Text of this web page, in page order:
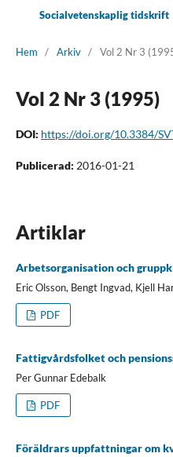
Socialvetenskaplig tidskrift
Hem / Arkiv / Vol 2 Nr 3
Vol 2 Nr 3 (1995)
DOI: https://doi.org/10.3384/
Publicerad: 2016-01-21
Artiklar
Arbetsorganisation och
Eric Olsson, Bengt Ingvad, Kjell
PDF
Fattigvårdsfolket och
Per Gunnar Edebalk
PDF
Föräldrars uppfattningar om